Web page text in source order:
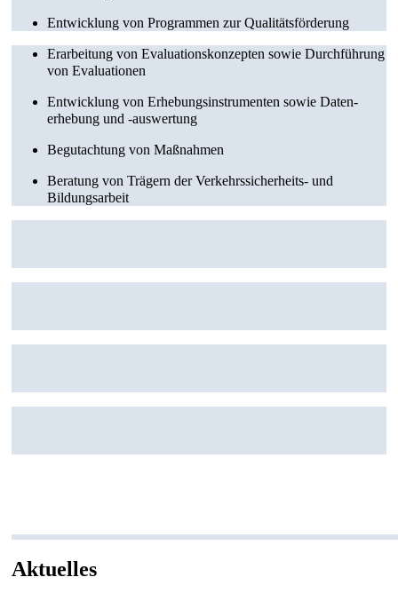
Entwicklung von Programmen zur Qualitäts­förderung
Erarbeitung von Evaluations­konzepten sowie Durchführung
von Evaluationen
Entwicklung von Erhebungs­­instrumenten sowie Daten­
erhebung und -auswertung
Begutachtung von Maßnahmen
Beratung von Trägern der Verkehrs­sicherheits- und
Bildungsarbeit
Aktuelles